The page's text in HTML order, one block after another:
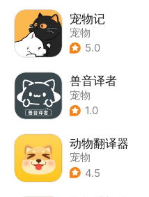
宠物记
宠物
5.0
兽音译者
宠物
1.0
动物翻译器
宠物
4.5